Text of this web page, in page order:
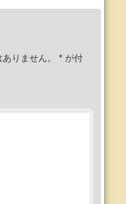
りません。 *が付